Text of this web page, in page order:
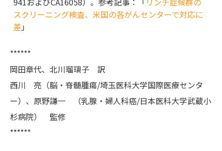
スクリーニング検査、米国の各がんセンターで対応に
差 」
******
岡田章代、北川瑠璃子 訳
西川 亮（脳・脊髄腫瘍/埼玉医科大学国際医療センタ
ー）、原野謙一 （乳腺・婦人科癌/日本医科大学武蔵小
杉病院） 監修
******